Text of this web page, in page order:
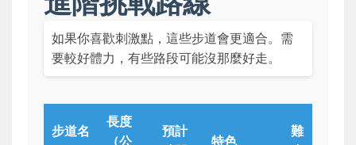
如果你喜歡刺激點，這些步道會更適合。需
要較好體力，有些路段可能沒那麼好走。
步道名
長度
（公
預計
特色
難